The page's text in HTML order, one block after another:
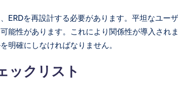
ERDを再設計する必要があります。平坦なユーザ
能性があります。これにより関係性が導入され
明確にしなければなりません。
ックリスト